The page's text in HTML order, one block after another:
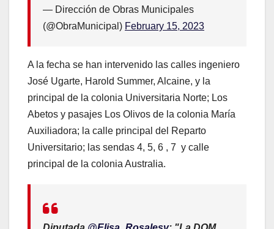
— Dirección de Obras Municipales
(@ObraMunicipal) February 15, 2023
A la fecha se han intervenido las calles ingeniero
José Ugarte, Harold Summer, Alcaine, y la
principal de la colonia Universitaria Norte; Los
Abetos y pasajes Los Olivos de la colonia María
Auxiliadora; la calle principal del Reparto
Universitario; las sendas 4, 5, 6 , 7 y calle
principal de la colonia Australia.